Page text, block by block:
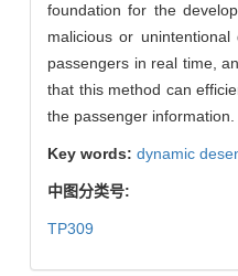
foundation for the
malicious or
passengers in real time,
that this method can
the passenger information.
Key words: dynamic
中图分类号:
TP309